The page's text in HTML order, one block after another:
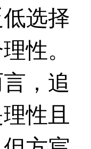
选择
性。
，追
性且